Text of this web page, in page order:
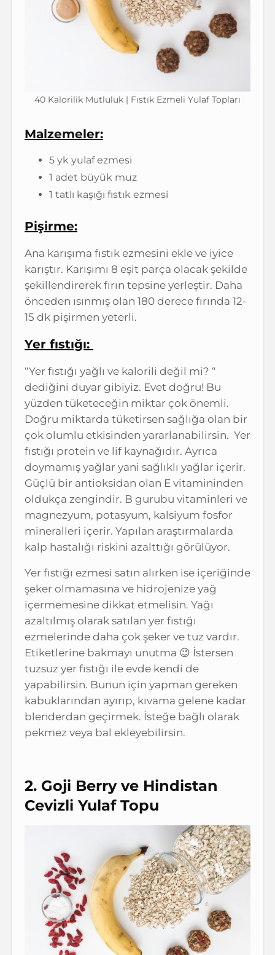
40 Kalorilik Mutluluk | Fıstık Ezmeli Yulaf Topları
Malzemeler:
5 yk yulaf ezmesi
1 adet büyük muz
1 tatlı kaşığı fıstık ezmesi
Pişirme:
Ana karışıma fıstık ezmesini ekle ve iyice
karıştır. Karışımı 8 eşit parça olacak şekilde
şekillendirerek fırın tepsine yerleştir. Daha
önceden ısınmış olan 180 derece fırında 12-
15 dk pişirmen yeterli.
Yer fıstığı:
“Yer fıstığı yağlı ve kalorili değil mi? “
dediğini duyar gibiyiz. Evet doğru! Bu
yüzden tüketeceğin miktar çok önemli.
Doğru miktarda tüketirsen sağlığa olan bir
çok olumlu etkisinden yararlanabilirsin. Yer
fıstığı protein ve lif kaynağıdır. Ayrıca
doymamış yağlar yani sağlıklı yağlar içerir.
Güçlü bir antioksidan olan E vitamininden
oldukça zengindir. B gurubu vitaminleri ve
magnezyum, potasyum, kalsiyum fosfor
mineralleri içerir. Yapılan araştırmalarda
kalp hastalığı riskini azalttığı görülüyor.
Yer fıstığı ezmesi satın alırken ise içeriğinde
şeker olmamasına ve hidrojenize yağ
içermemesine dikkat etmelisin. Yağı
azaltılmış olarak satılan yer fıstığı
ezmelerinde daha çok şeker ve tuz vardır.
Etiketlerine bakmayı unutma 😉 İstersen
tuzsuz yer fıstığı ile evde kendi de
yapabilirsin. Bunun için yapman gereken
kabuklarından ayırıp, kıvama gelene kadar
blenderdan geçirmek. İsteğe bağlı olarak
pekmez veya bal ekleyebilirsin.
2. Goji Berry ve Hindistan
Cevizli Yulaf Topu